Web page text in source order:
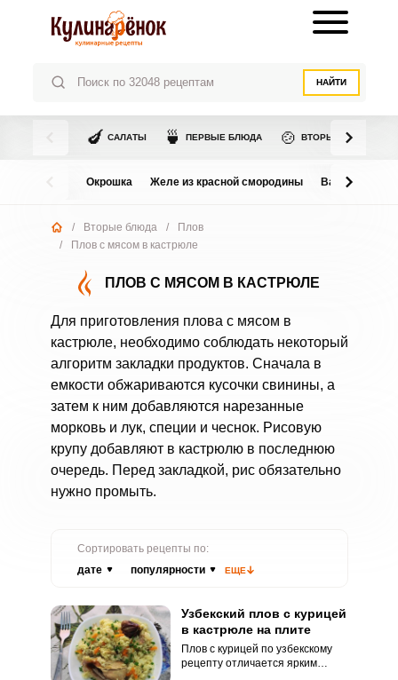
НАЙТИ
🍆 САЛАТЫ 🍵 ПЕРВЫЕ БЛЮДА 🍲 ВТОРЫЕ БЛЮДА
Окрошка Желе из красной смородины Варенье из
/ Вторые блюда /
Плов
/
Плов с мясом в кастрюле
ПЛОВ С МЯСОМ В КАСТРЮЛЕ
Для приготовления плова с мясом в
кастрюле, необходимо соблюдать некоторый
алгоритм закладки продуктов. Сначала в
емкости обжариваются кусочки свинины, а
затем к ним добавляются нарезанные
морковь и лук, специи и чеснок. Рисовую
крупу добавляют в кастрюлю в последнюю
очередь. Перед закладкой, рис обязательно
нужно промыть.
Сортировать рецепты по:
дате
популярности ЕЩЕ
Узбекский плов с курицей
в кастрюле на плите
Плов с курицей по узбекскому
рецепту отличается ярким